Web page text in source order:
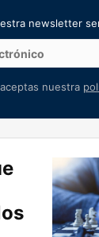
newsletter
nuestra